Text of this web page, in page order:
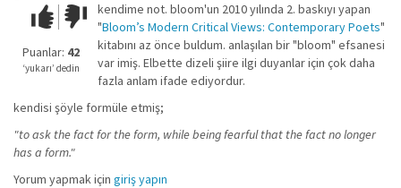
Çok iyi!O
kadar
iyi
değil!
Puanlar: 42
‘yukarı’ dedin
kendime not. bloom'un 2010 yılında 2. baskıyı yapan
"Bloom’s Modern Critical Views: Contemporary Poets"
kitabını az önce buldum. anlaşılan bir "bloom" efsanesi
var imiş. Elbette dizeli şiire ilgi duyanlar için çok daha
fazla anlam ifade ediyordur.
kendisi şöyle formüle etmiş;
"to ask the fact for the form, while being fearful that the fact no longer
has a form."
Yorum yapmak için giriş yapın